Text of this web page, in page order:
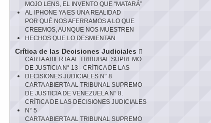
MOJO LENS, EL INVENTO QUE “MATARÁ”
AL IPHONE YA ES UNA REALIDAD
POR QUÉ NOS AFERRAMOS A LO QUE
CREEMOS, AUNQUE NOS MUESTREN
HECHOS QUE LO DESMIENTAN
Crítica de las Decisiones Judiciales
CARTA ABIERTA AL TRIBUBAL SUPREMO
DE JUSTICIA N° 13 - CRÍTICA DE LAS
DECISIONES JUDICIALES N° 8
CARTA ABIERTA AL TRIBUNAL SUPREMO
DE JUSTICIA DE VENEZUELA N° 8.
CRÍTICA DE LAS DECISIONES JUDICIALES
N° 5
CARTA ABIERTA AL TRIBUNAL SUPREMO